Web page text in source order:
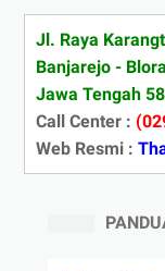
Jl. Raya
Banjarejo - Blora
Jawa Tengah
Call Center :
Web Resmi :